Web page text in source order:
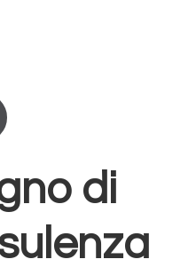
di